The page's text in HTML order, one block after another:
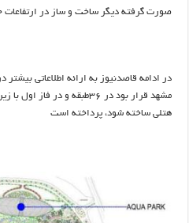
صورت گرفته دیگر ساخت و ساز در
هتلی ساخته شود، پرداخته است